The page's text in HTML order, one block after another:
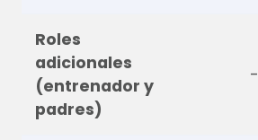
Roles
adicionales
(entrenador y
padres)
-